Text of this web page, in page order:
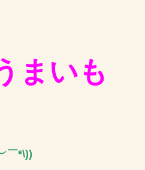
まいも
￣*\))